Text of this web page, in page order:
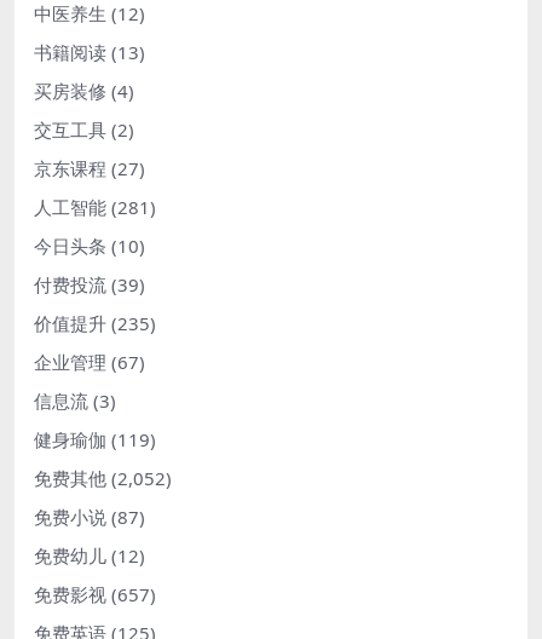
中医养生 (12)
书籍阅读 (13)
买房装修 (4)
交互工具 (2)
京东课程 (27)
人工智能 (281)
今日头条 (10)
付费投流 (39)
价值提升 (235)
企业管理 (67)
信息流 (3)
健身瑜伽 (119)
免费其他 (2,052)
免费小说 (87)
免费幼儿 (12)
免费影视 (657)
免费英语 (125)